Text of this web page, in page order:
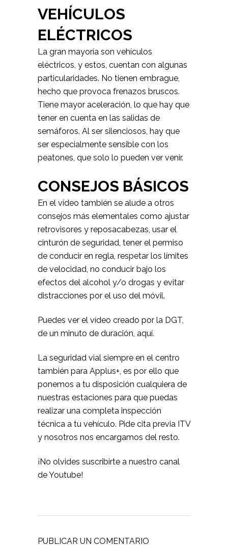
VEHÍCULOS
ELÉCTRICOS
La gran mayoría son vehículos
eléctricos, y estos, cuentan con algunas
particularidades. No tienen embrague,
hecho que provoca frenazos bruscos.
Tiene mayor aceleración, lo que hay que
tener en cuenta en las salidas de
semáforos. Al ser silenciosos, hay que
ser especialmente sensible con los
peatones, que solo lo pueden ver venir.
CONSEJOS BÁSICOS
En el vídeo también se alude a otros
consejos más elementales como ajustar
retrovisores y reposacabezas, usar el
cinturón de seguridad, tener el permiso
de conducir en regla, respetar los límites
de velocidad, no conducir bajo los
efectos del alcohol y/o drogas y evitar
distracciones por el uso del móvil.
Puedes ver el vídeo creado por la DGT,
de un minuto de duración, aquí.
La seguridad vial siempre en el centro
también para Applus+, es por ello que
ponemos a tu disposición cualquiera de
nuestras estaciones para que puedas
realizar una completa inspección
técnica a tu vehículo. Pide cita previa ITV
y nosotros nos encargamos del resto.
¡No olvides suscribirte a nuestro canal
de Youtube!
PUBLICAR UN COMENTARIO